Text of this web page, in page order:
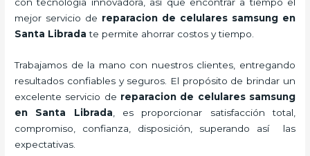
mejor servicio de reparacion de celulares samsung en
Santa Librada te permite ahorrar costos y tiempo.
Trabajamos de la mano con nuestros clientes, entregando
resultados confiables y seguros. El propósito de brindar un
excelente servicio de reparacion de celulares samsung
en Santa Librada , es proporcionar satisfacción total,
compromiso, confianza, disposición, superando así las
expectativas.